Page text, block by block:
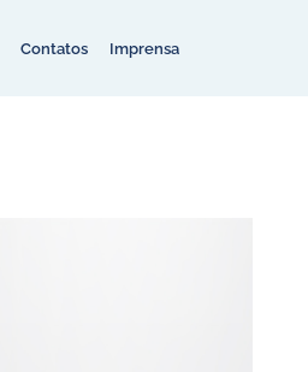
Contatos Imprensa